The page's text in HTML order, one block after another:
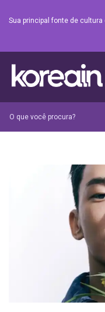
Sua principal fonte de cultura